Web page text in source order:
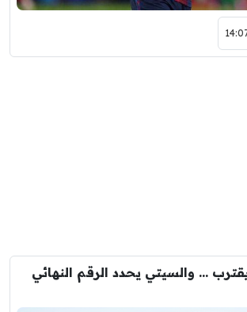
… والسيتي يحدد الرقم النهائي